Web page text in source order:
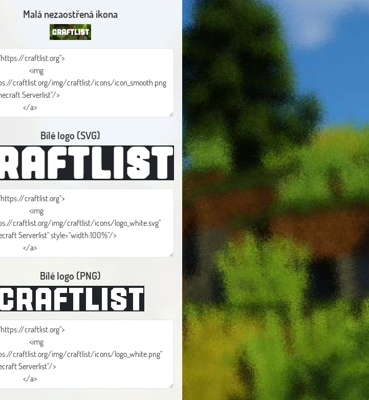
Malá nezaostřená ikona
Bílé logo (SVG)
Bílé logo (PNG)